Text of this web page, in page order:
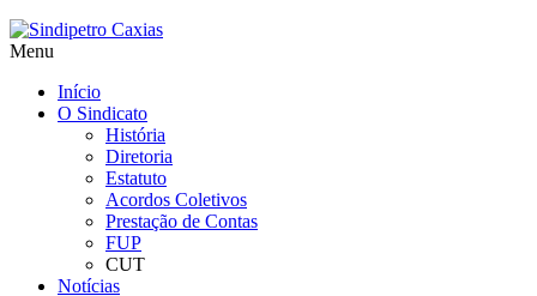
Menu
Início
O Sindicato
História
Diretoria
Estatuto
Acordos Coletivos
Prestação de Contas
FUP
CUT
Notícias